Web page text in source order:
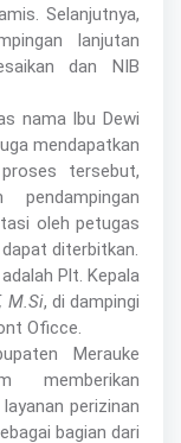
Selanjutnya,
lanjutan
dan NIB
nama Ibu Dewi
mendapatkan
tersebut,
oleh petugas
diterbitkan.
Plt. Kepala
M.Si, di dampingi
Oficce.
Merauke
memberikan
perizinan
bagian dari